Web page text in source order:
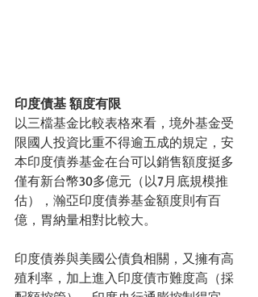
印度債基 額度有限
以三檔基金比較表格來看，境外基金受
限國人投資比重不得逾五成的規定，安
本印度債券基金在台可以銷售額度挺多
僅有新台幣30多億元（以7月底規模推
估），瀚亞印度債券基金額度則有百
億，胃納量相對比較大。
印度債券與美國公債負相關，又擁有高
殖利率，加上進入印度債市難度高（採